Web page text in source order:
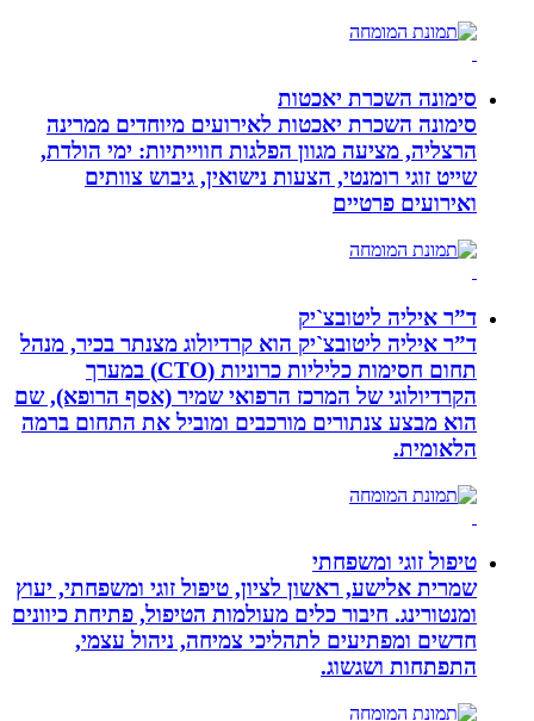
סימונה השכרת יאכטות
סימונה השכרת יאכטות לאירועים מיוחדים ממרינה
הרצליה, מציעה מגוון הפלגות חווייתיות: ימי הולדת,
שייט זוגי רומנטי, הצעות נישואין, גיבוש צוותים
ואירועים פרטיים
ד”ר איליה ליטובצ`יק
ד”ר איליה ליטובצ`יק הוא קרדיולוג מצנתר בכיר, מנהל
תחום חסימות כליליות כרוניות (CTO) במערך
הקרדיולוגי של המרכז הרפואי שמיר (אסף הרופא), שם
הוא מבצע צנתורים מורכבים ומוביל את התחום ברמה
הלאומית.
טיפול זוגי ומשפחתי
שמרית אלישע, ראשון לציון, טיפול זוגי ומשפחתי, יעוץ
ומנטורינג. חיבור כלים מעולמות הטיפול, פתיחת כיוונים
חדשים ומפתיעים לתהליכי צמיחה, ניהול עצמי,
התפתחות ושגשוג.